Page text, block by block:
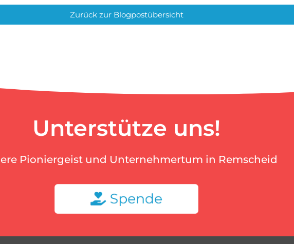
Zurück zur Blogpostübersicht
Unterstütze uns!
Pioniergeist und Unternehmertum in Remscheid